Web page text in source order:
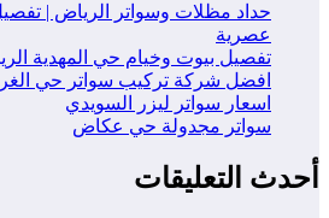
حداد مظلات وسواتر الرياض |
عصرية
تفصيل بيوت وخيام حي المهدية
افضل شركة تركيب سواتر حي
اسعار سواتر ليزر السويدي
سواتر مجدولة حي عكاض
أحدث التعليقات